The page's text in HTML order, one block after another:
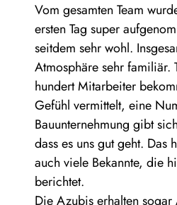
Vom gesamten Team
ersten Tag super
seitdem sehr wohl.
Atmosphäre sehr familiär.
hundert Mitarbeiter
Gefühl vermittelt, eine
Bauunternehmung gibt
dass es uns gut geht. Das
auch viele Bekannte, die
berichtet.
Die Azubis erhalten sogar